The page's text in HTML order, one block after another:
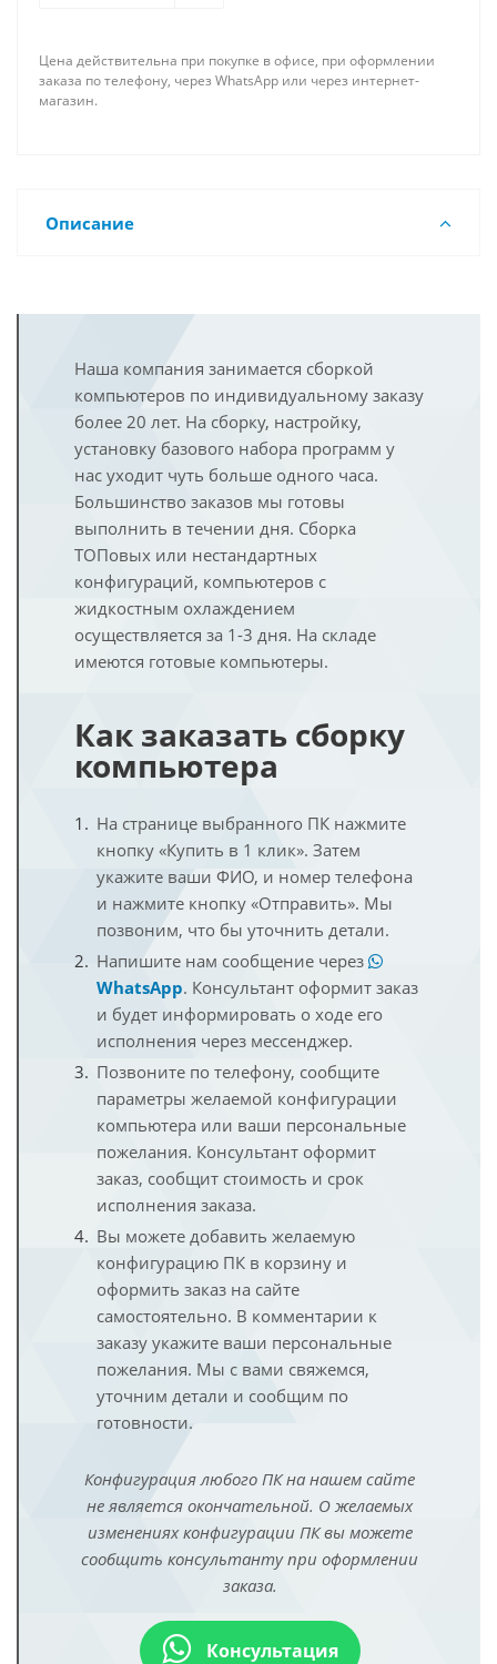
Цена действительна при покупке в офисе, при оформлении
заказа по телефону, через WhatsApp или через интернет-
магазин.
Описание
Наша компания занимается сборкой
компьютеров по индивидуальному заказу
более 20 лет. На сборку, настройку,
установку базового набора программ у
нас уходит чуть больше одного часа.
Большинство заказов мы готовы
выполнить в течении дня. Сборка
ТОПовых или нестандартных
конфигураций, компьютеров с
жидкостным охлаждением
осуществляется за 1-3 дня. На складе
имеются готовые компьютеры.
Как заказать сборку
компьютера
На странице выбранного ПК нажмите
кнопку «Купить в 1 клик». Затем
укажите ваши ФИО, и номер телефона
и нажмите кнопку «Отправить». Мы
позвоним, что бы уточнить детали.
Напишите нам сообщение через
WhatsApp. Консультант оформит заказ
и будет информировать о ходе его
исполнения через мессенджер.
Позвоните по телефону, сообщите
параметры желаемой конфигурации
компьютера или ваши персональные
пожелания. Консультант оформит
заказ, сообщит стоимость и срок
исполнения заказа.
Вы можете добавить желаемую
конфигурацию ПК в корзину и
оформить заказ на сайте
самостоятельно. В комментарии к
заказу укажите ваши персональные
пожелания. Мы с вами свяжемся,
уточним детали и сообщим по
готовности.
Конфигурация любого ПК на нашем сайте
не является окончательной. О желаемых
изменениях конфигурации ПК вы можете
сообщить консультанту при оформлении
заказа.
Консультация